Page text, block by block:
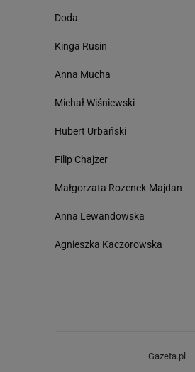
Doda
Kinga Rusin
Anna Mucha
Michał Wiśniewski
Hubert Urbański
Filip Chajzer
Małgorzata Rozenek-Majdan
Anna Lewandowska
Agnieszka Kaczorowska
Gazeta.pl